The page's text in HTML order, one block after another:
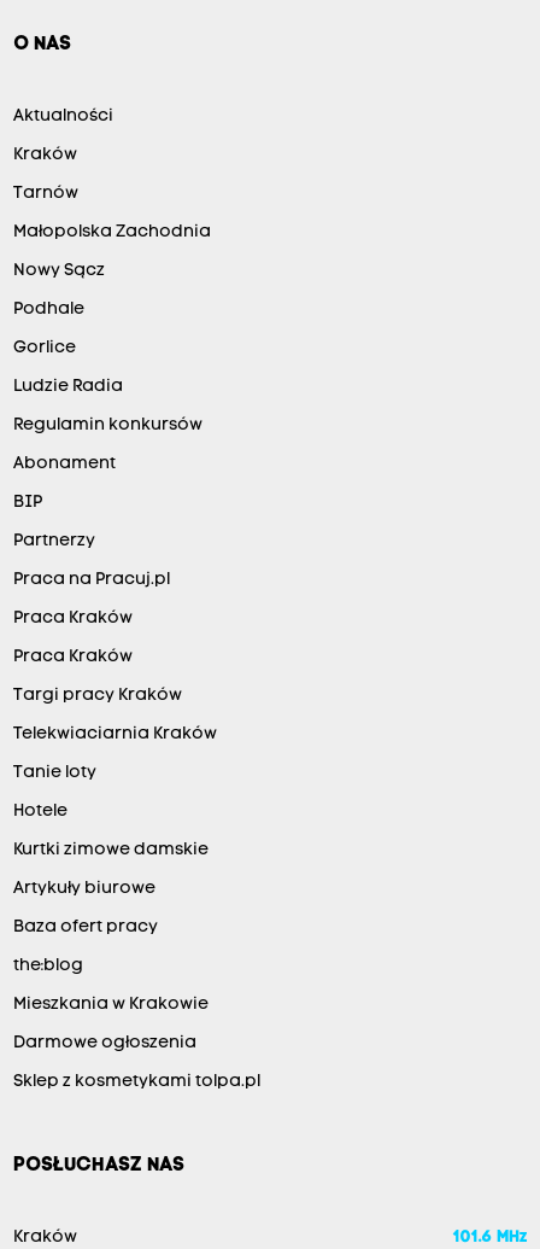
O NAS
Aktualności
Kraków
Tarnów
Małopolska Zachodnia
Nowy Sącz
Podhale
Gorlice
Ludzie Radia
Regulamin konkursów
Abonament
BIP
Partnerzy
Praca na Pracuj.pl
Praca Kraków
Praca Kraków
Targi pracy Kraków
Telekwiaciarnia Kraków
Tanie loty
Hotele
Kurtki zimowe damskie
Artykuły biurowe
Baza ofert pracy
the:blog
Mieszkania w Krakowie
Darmowe ogłoszenia
Sklep z kosmetykami tolpa.pl
POSŁUCHASZ NAS
Kraków 101.6 MHz